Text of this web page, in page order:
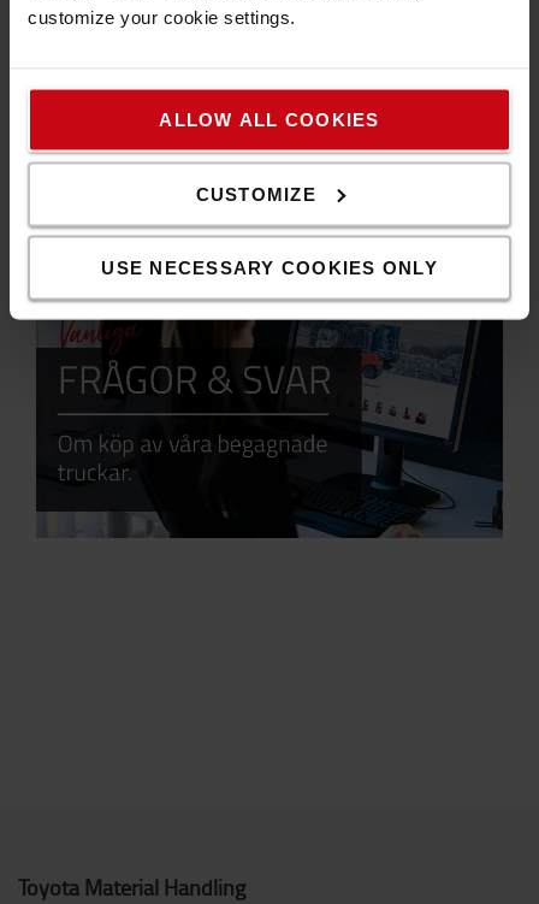
customize your cookie settings.
ALLOW ALL COOKIES
CUSTOMIZE
USE NECESSARY COOKIES ONLY
Frågor & Svar
Toyota Material Handling